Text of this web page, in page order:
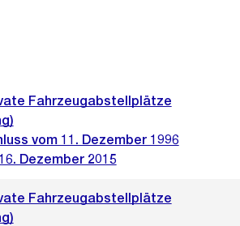
Fahrzeugabstellplätze
vom 11. Dezember 1996
Dezember 2015
Fahrzeugabstellplätze